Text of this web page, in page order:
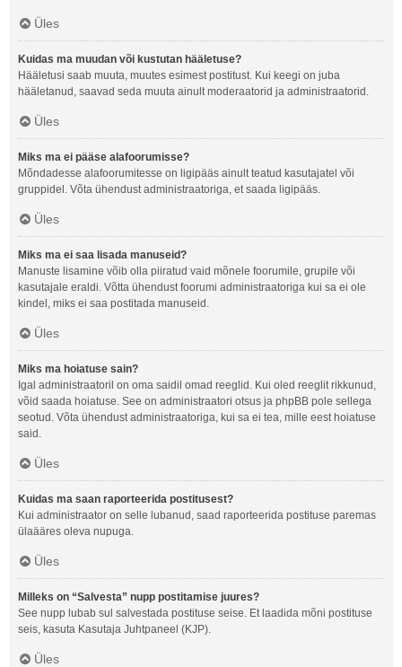
Üles
Kuidas ma muudan või kustutan hääletuse?
Hääletusi saab muuta, muutes esimest postitust. Kui keegi on juba
hääletanud, saavad seda muuta ainult moderaatorid ja administraatorid.
Üles
Miks ma ei pääse alafoorumisse?
Mõndadesse alafoorumitesse on ligipääs ainult teatud kasutajatel või
gruppidel. Võta ühendust administraatoriga, et saada ligipääs.
Üles
Miks ma ei saa lisada manuseid?
Manuste lisamine võib olla piiratud vaid mõnele foorumile, grupile või
kasutajale eraldi. Võtta ühendust foorumi administraatoriga kui sa ei ole
kindel, miks ei saa postitada manuseid.
Üles
Miks ma hoiatuse sain?
Igal administraatoril on oma saidil omad reeglid. Kui oled reeglit rikkunud,
võid saada hoiatuse. See on administraatori otsus ja phpBB pole sellega
seotud. Võta ühendust administraatoriga, kui sa ei tea, mille eest hoiatuse
said.
Üles
Kuidas ma saan raporteerida postitusest?
Kui administraator on selle lubanud, saad raporteerida postituse paremas
ülaääres oleva nupuga.
Üles
Milleks on “Salvesta” nupp postitamise juures?
See nupp lubab sul salvestada postituse seise. Et laadida mõni postituse
seis, kasuta Kasutaja Juhtpaneel (KJP).
Üles